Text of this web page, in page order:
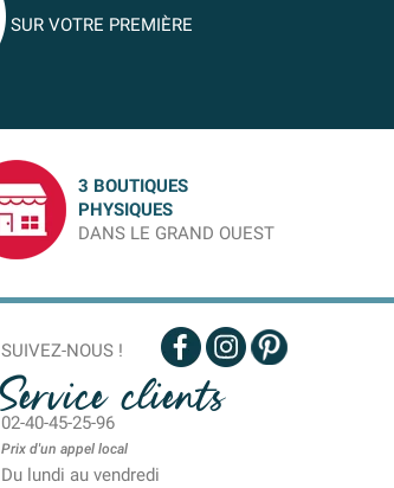
SUR VOTRE PREMIÈRE
3 BOUTIQUES
PHYSIQUES
DANS LE GRAND OUEST
SUIVEZ-NOUS !
Service clients
02-40-45-25-96
Prix d'un appel local
Du lundi au vendredi